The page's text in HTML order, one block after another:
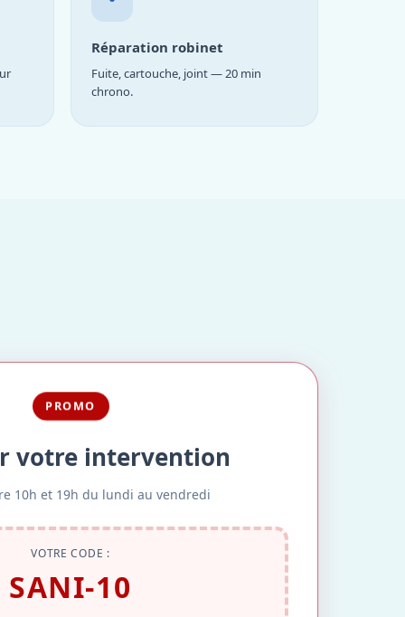
Réparation robinet
Fuite, cartouche, joint — 20 min
chrono.
PROMO
votre intervention
10h et 19h du lundi au vendredi
VOTRE CODE :
SANI-10